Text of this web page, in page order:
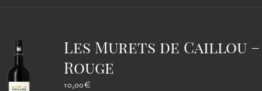
peuvent
Les Murets de Caillou –
Rouge
10,00€